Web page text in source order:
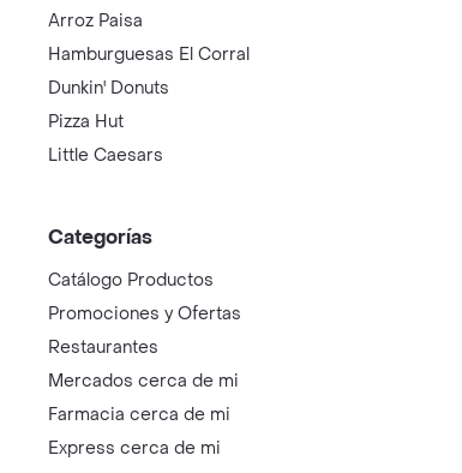
Arroz Paisa
Hamburguesas El Corral
Dunkin' Donuts
Pizza Hut
Little Caesars
Categorías
Catálogo Productos
Promociones y Ofertas
Restaurantes
Mercados cerca de mi
Farmacia cerca de mi
Express cerca de mi